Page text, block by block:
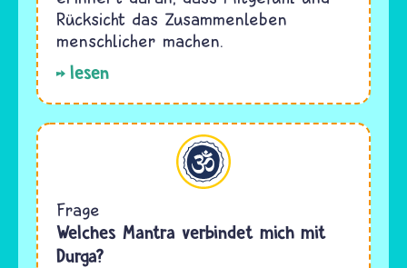
Rücksicht das Zusammenleben
menschlicher machen.
lesen
Hinduismus
Frage
Welches Mantra verbindet mich mit
Durga?